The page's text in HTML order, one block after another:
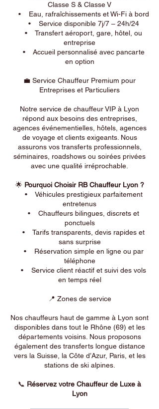
Classe S & Classe V
• Eau, rafraîchissements et Wi-Fi à bord
• Service disponible 7j/7 – 24h/24
• Transfert aéroport, gare, hôtel, ou
entreprise
• Accueil personnalisé avec pancarte
en option
💼 Service Chauffeur Premium pour
Entreprises et Particuliers
Notre service de chauffeur VIP à Lyon
répond aux besoins des entreprises,
agences événementielles, hôtels, agences
de voyage et clients exigeants. Nous
assurons vos transferts professionnels,
séminaires, roadshows ou soirées privées
avec une qualité irréprochable.
🌟 Pourquoi Choisir RB Chauffeur Lyon ?
• Véhicules prestigieux parfaitement
entretenus
• Chauffeurs bilingues, discrets et
ponctuels
• Tarifs transparents, devis rapides et
sans surprise
• Réservation simple en ligne ou par
téléphone
• Service client réactif et suivi des vols
en temps réel
📍 Zones de service
Nos chauffeurs haut de gamme à Lyon sont
disponibles dans tout le Rhône (69) et les
départements voisins. Nous proposons
également des transferts longue distance
vers la Suisse, la Côte d’Azur, Paris, et les
stations de ski alpines.
📞 Réservez votre Chauffeur de Luxe à
Lyon